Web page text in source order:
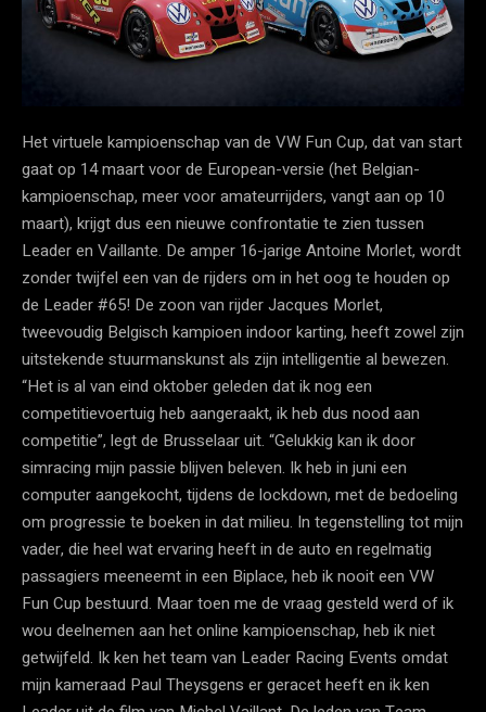
Het virtuele kampioenschap van de VW Fun Cup, dat van start
gaat op 14 maart voor de European-versie (het Belgian-
kampioenschap, meer voor amateurrijders, vangt aan op 10
maart), krijgt dus een nieuwe confrontatie te zien tussen
Leader en Vaillante. De amper 16-jarige Antoine Morlet, wordt
zonder twijfel een van de rijders om in het oog te houden op
de Leader #65! De zoon van rijder Jacques Morlet,
tweevoudig Belgisch kampioen indoor karting, heeft zowel zijn
uitstekende stuurmanskunst als zijn intelligentie al bewezen.
“Het is al van eind oktober geleden dat ik nog een
competitievoertuig heb aangeraakt, ik heb dus nood aan
competitie”, legt de Brusselaar uit. “Gelukkig kan ik door
simracing mijn passie blijven beleven. Ik heb in juni een
computer aangekocht, tijdens de lockdown, met de bedoeling
om progressie te boeken in dat milieu. In tegenstelling tot mijn
vader, die heel wat ervaring heeft in de auto en regelmatig
passagiers meeneemt in een Biplace, heb ik nooit een VW
Fun Cup bestuurd. Maar toen me de vraag gesteld werd of ik
wou deelnemen aan het online kampioenschap, heb ik niet
getwijfeld. Ik ken het team van Leader Racing Events omdat
mijn kameraad Paul Theysgens er geracet heeft en ik ken